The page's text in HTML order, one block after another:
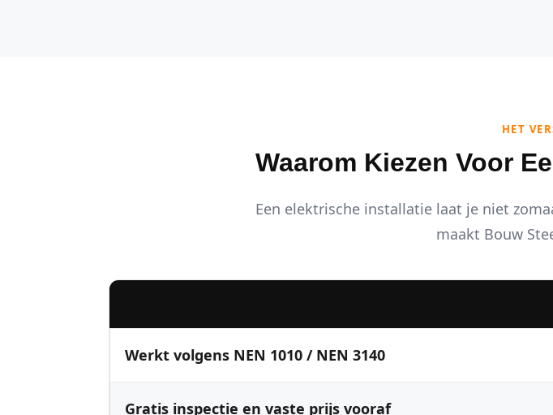
HET
Waarom Kiezen Voor
Een elektrische installatie laat je niet
maakt Bouw
Werkt volgens NEN 1010 / NEN 3140
Gratis inspectie en vaste prijs vooraf